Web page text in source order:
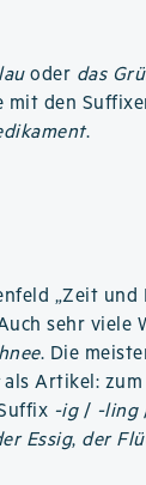
oder das
mit den
.
„Zeit und
sehr viele
. Die
als Artikel: zum
-ig/ -ling
Essig, der